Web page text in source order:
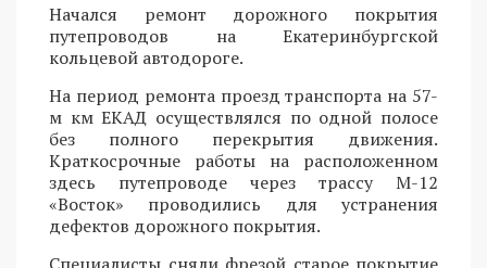
Начался ремонт дорожного покрытия
путепроводов на Екатеринбургской
кольцевой автодороге.
На период ремонта проезд транспорта на 57-
м км ЕКАД осуществлялся по одной полосе
без полного перекрытия движения.
Краткосрочные работы на расположенном
здесь путепроводе через трассу М-12
«Восток» проводились для устранения
дефектов дорожного покрытия.